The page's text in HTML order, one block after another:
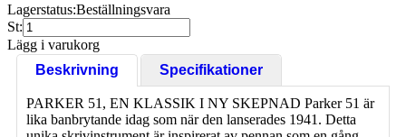
Lagerstatus:Beställningsvara
St:
Lägg i varukorg
Beskrivning
Specifikationer
PARKER 51, EN KLASSIK I NY SKEPNAD Parker 51 är
lika banbrytande idag som när den lanserades 1941. Detta